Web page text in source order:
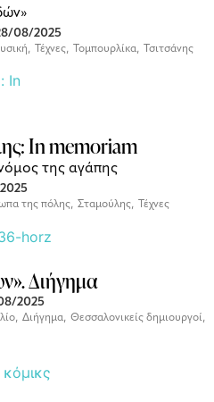
08/2025
Τέχνες Τομπουρλίκα Τσιτσάνης
In memoriam
της αγάπης
της πόλης Σταμούλης Τέχνες
Διήγημα
2025
, Διήγημα, Θεσσαλονικείς δημιουργοί,